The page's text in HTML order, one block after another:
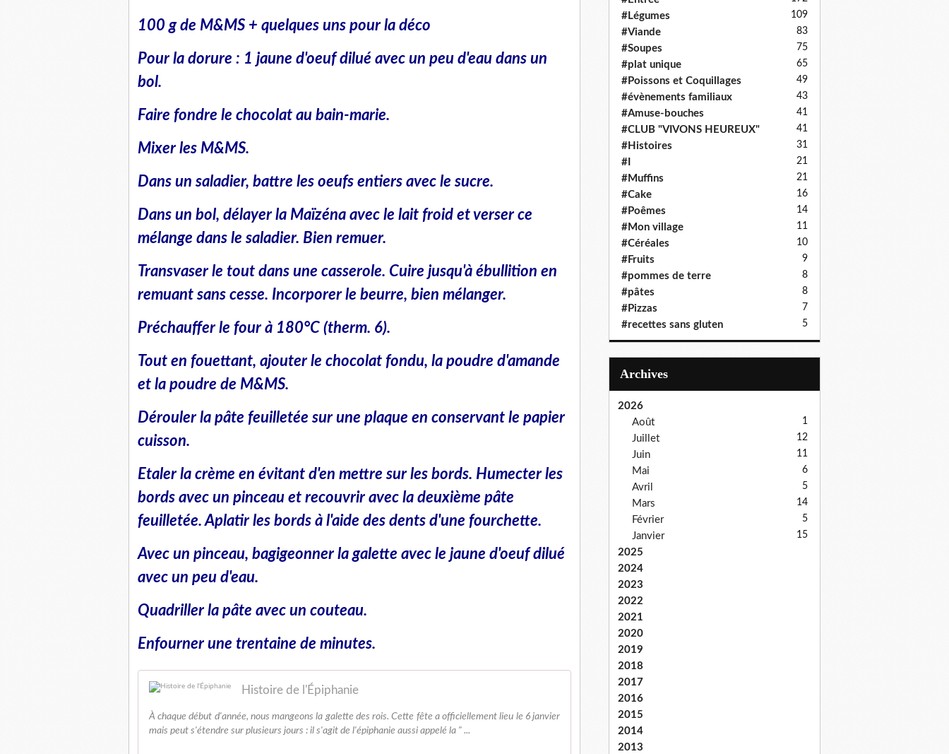
100 g de M&MS + quelques uns pour la déco
Pour la dorure : 1 jaune d'oeuf dilué avec un peu d'eau dans un
bol.
Faire fondre le chocolat au bain-marie.
Mixer les M&MS.
Dans un saladier, battre les oeufs entiers avec le sucre.
Dans un bol, délayer la Maïzéna avec le lait froid et verser ce
mélange dans le saladier. Bien remuer.
Transvaser le tout dans une casserole. Cuire jusqu'à ébullition en
remuant sans cesse. Incorporer le beurre, bien mélanger.
Préchauffer le four à 180°C (therm. 6).
Tout en fouettant, ajouter le chocolat fondu, la poudre d'amande
et la poudre de M&MS.
Dérouler la pâte feuilletée sur une plaque en conservant le papier
cuisson.
Etaler la crème en évitant d'en mettre sur les bords. Humecter les
bords avec un pinceau et recouvrir avec la deuxième pâte
feuilletée. Aplatir les bords à l'aide des dents d'une fourchette.
Avec un pinceau, bagigeonner la galette avec le jaune d'oeuf dilué
avec un peu d'eau.
Quadriller la pâte avec un couteau.
Enfourner une trentaine de minutes.
Histoire de l'Épiphanie
À chaque début d'année, nous mangeons la galette des rois. Cette fête a officiellement lieu le 6 janvier
mais peut s'étendre sur plusieurs jours : il s'agit de l'épiphanie aussi appelé la " ...
#Légumes 109
#Viande 83
#Soupes 75
#plat unique 65
#Poissons et Coquillages 49
#évènements familiaux 43
#Amuse-bouches 41
#CLUB "VIVONS HEUREUX" 41
#Histoires 31
#I 21
#Muffins 21
#Cake 16
#Poêmes 14
#Mon village 11
#Céréales 10
#Fruits 9
#pommes de terre 8
#pâtes 8
#Pizzas 7
#recettes sans gluten 5
Archives
2026
Août
1
Juillet 12
Juin 11
Mai 6
Avril 5
Mars 14
Février 5
Janvier 15
2025
2024
2023
2022
2021
2020
2019
2018
2017
2016
2015
2014
2013